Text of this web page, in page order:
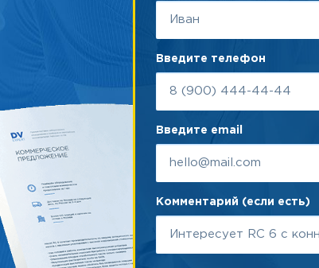
Введите телефон
Введите email
Комментарий (если есть)